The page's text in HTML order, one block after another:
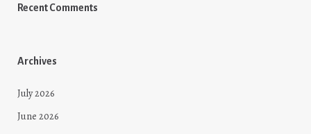
Recent Comments
Archives
July 2026
June 2026